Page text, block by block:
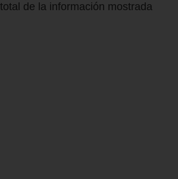
total de la información mostrada